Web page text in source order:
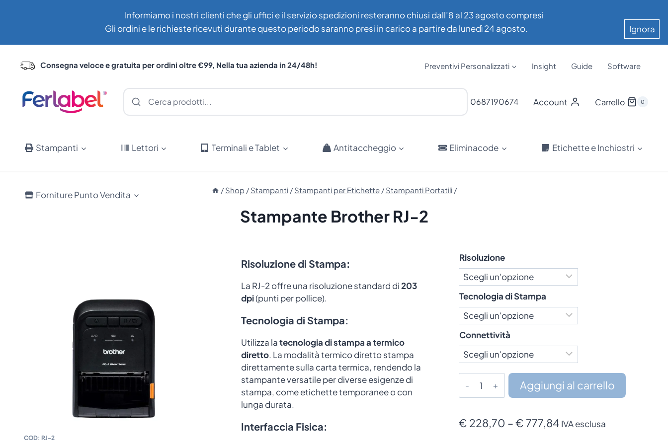
Informiamo i nostri clienti che gli uffici e il servizio spedizioni resteranno chiusi dall’8 al 23 agosto compresi
Gli ordini e le richieste ricevuti durante questo periodo saranno presi in carico a partire da lunedì 24 agosto.
Ignora
Consegna veloce e gratuita per ordini oltre €99, Nella tua azienda in 24/48h! Preventivi Personalizzati Insight Guide Software
0687190674 Account Carrello 0
Stampanti Lettori Terminali e Tablet Antitaccheggio Eliminacode Etichette e Inchiostri
Forniture Punto Vendita / Shop / Stampanti / Stampanti per Etichette / Stampanti Portatili /
Stampante Brother RJ-2
COD: RJ-2
Risoluzione di Stampa:
La RJ-2 offre una risoluzione standard di203
dpi(punti per pollice).
Tecnologia di Stampa:
Utilizza latecnologia di stampa atermico
diretto. La modalità termico diretto stampa
direttamente sulla carta termica, rendendo la
stampante versatile per diverse esigenze di
stampa, come etichette temporanee o con
lunga durata.
Interfaccia Fisica:
Risoluzione
Tecnologia di Stampa
Connettività
2
Aggiungi al carrello
€ 228,70 –€ 777,84Fascia
IVA esclusa